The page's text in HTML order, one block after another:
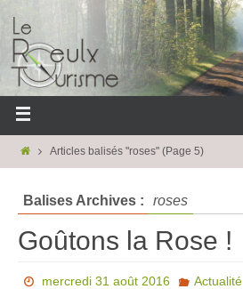
Articles balisés "roses"(Page 5)
Balises Archives : roses
Goûtons la Rose !
mercredi 31 août 2016 Actualité